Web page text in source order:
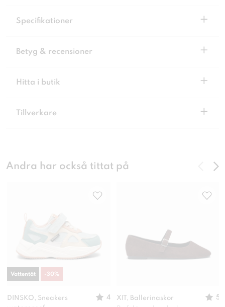
Specifikationer +
Betyg & recensioner +
Hitta i butik +
Tillverkare +
Andra har också tittat på
DINSKO, Sneakers
4
Vattentät -30%
XIT, Ballerinaskor
5